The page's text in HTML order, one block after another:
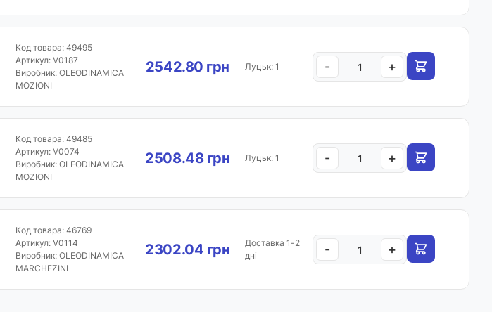
Код товара: 49495
Артикул: V0187
Виробник: OLEODINAMICA
MOZIONI
2542.80 грн Луцьк: 1 - +
Код товара: 49485
Артикул: V0074
Виробник: OLEODINAMICA
MOZIONI
2508.48 грн Луцьк: 1 - +
Код товара: 46769
Артикул: V0114
Виробник: OLEODINAMICA
MARCHEZINI
2302.04 грн
Доставка 1-2
дні
- +